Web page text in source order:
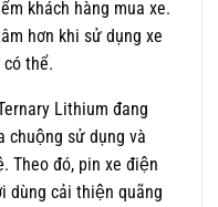
khách hàng mua xe.
hơn khi sử dụng xe
thể.
Lithium đang
chuộng sử dụng và
Theo đó, pin xe điện
dùng cải thiện quãng